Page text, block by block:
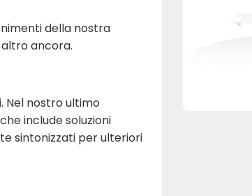
della nostra
ancora.
Nel nostro ultimo
include soluzioni
sintonizzati per ulteriori